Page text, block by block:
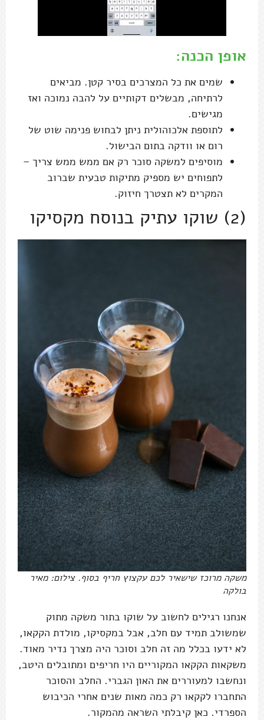
אופן הכנה:
שמים את כל המצרכים בסיר קטן. מביאים
לרתיחה, מבשלים דקותיים על להבה נמוכה ואז
מגישים.
לתוספת אלכוהולית ניתן לבחוש פנימה שוט של
רום או וודקה בתום הבישול.
מוסיפים למשקה סוכר רק אם ממש ממש צריך –
לתפוחים יש מספיק מתיקות טבעית שברוב
המקרים לא תצטרך חיזוק.
(2) שוקו עתיק בנוסח מקסיקו
משקה מרוכז שישאיר לכם עקצוץ חריף בסוף. צילום: מאיר
בולקה
אנחנו רגילים לחשוב על שוקו בתור משקה מתוק
שמשולב תמיד עם חלב, אבל במקסיקו, מולדת הקקאו,
לא ידעו בכלל מה זה חלב וסוכר היה מצרך נדיר מאוד.
משקאות הקקאו המקוריים היו חריפים ומתובלים היטב,
ונחשבו למעוררים את האון הגברי. החלב והסוכר
התחברו לקקאו רק כמה מאות שנים אחרי הכיבוש
הספרדי. כאן קיבלתי השראה מהמקור.